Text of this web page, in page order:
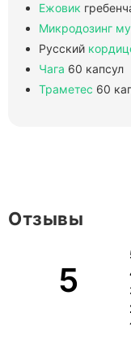
Ежовик
Микродозинг
Русский
Чага 60 капсул
Траметес 60
5
Отзывы